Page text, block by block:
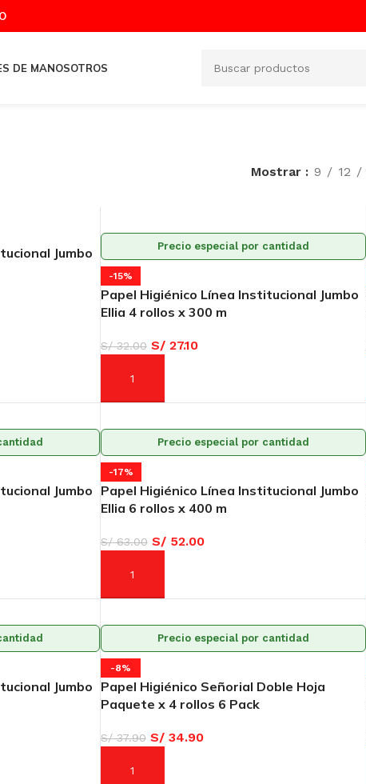
DE MANOSOTROS
Mostrar 9 12
Jumbo
Precio especial por cantidad
-15%
Papel Higiénico Línea Institucional Jumbo
Ellia 4 rollos x 300 m
S/32.00 S/27.10
AÑADIR AL CARRITO
Jumbo
Precio especial por cantidad
-17%
Papel Higiénico Línea Institucional Jumbo
Ellia 6 rollos x 400 m
S/63.00 S/52.00
AÑADIR AL CARRITO
Jumbo
Precio especial por cantidad
-8%
Papel Higiénico Señorial Doble Hoja
Paquete x 4 rollos 6 Pack
S/37.90 S/34.90
AÑADIR AL CARRITO